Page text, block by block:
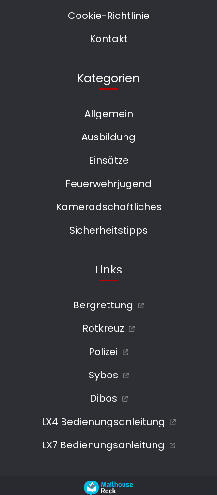
Cookie-Richtlinie
Kontakt
Kategorien
Allgemein
Ausbildung
Einsätze
Feuerwehrjugend
Kameradschaftliches
Sicherheitstipps
Links
Bergrettung
Rotkreuz
Polizei
Sybos
Dibos
LX4 Bedienungsanleitung
LX7 Bedienungsanleitung